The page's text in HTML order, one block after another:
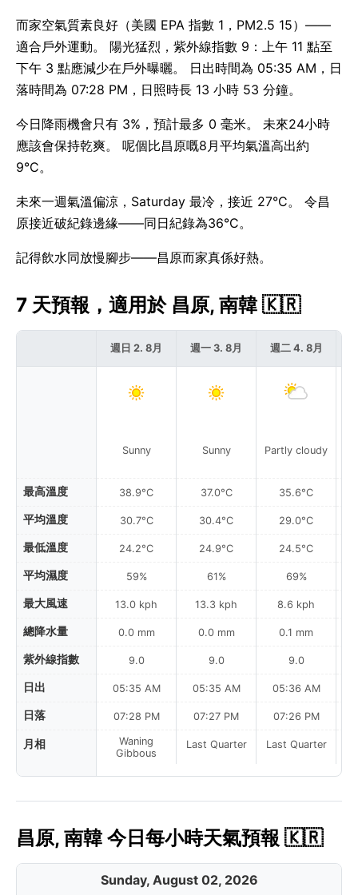
而家空氣質素良好（美國 EPA 指數 1，PM2.5 15）——
適合戶外運動。 陽光猛烈，紫外線指數 9：上午 11 點至
下午 3 點應減少在戶外曝曬。 日出時間為 05:35 AM，日
落時間為 07:28 PM，日照時長 13 小時 53 分鐘。
今日降雨機會只有 3%，預計最多 0 毫米。 未來24小時
應該會保持乾爽。 呢個比昌原嘅8月平均氣溫高出約
9°C。
未來一週氣溫偏涼，Saturday 最冷，接近 27°C。 令昌
原接近破紀錄邊緣——同日紀錄為36°C。
記得飲水同放慢腳步——昌原而家真係好熱。
7 天預報，適用於 昌原, 南韓 🇰🇷
最高溫度
平均溫度
最低溫度
平均濕度
最大風速
總降水量
紫外線指數
日出
日落
月相
週日 2. 8月
Sunny
38.9°C
30.7°C
24.2°C
59%
13.0 kph
0.0 mm
9.0
05:35 AM
07:28 PM
Waning
Gibbous
週一 3. 8月
Sunny
37.0°C
30.4°C
24.9°C
61%
13.3 kph
0.0 mm
9.0
05:35 AM
07:27 PM
Last Quarter
週二 4. 8月
Partly cloudy
35.6°C
29.0°C
24.5°C
69%
8.6 kph
0.1 mm
9.0
05:36 AM
07:26 PM
Last Quarter
昌原, 南韓 今日每小時天氣預報 🇰🇷
Sunday, August 02, 2026